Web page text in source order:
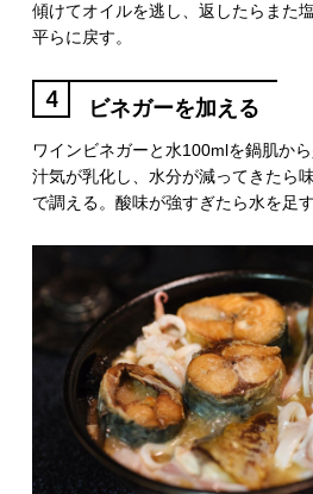
傾けてオイルを逃し、返したらまた
平らに戻す。
4 ビネガーを加える
ワインビネガーと水100mlを鍋肌か
汁気が乳化し、水分が減ってきたら
で調える。酸味が強すぎたら水を足す